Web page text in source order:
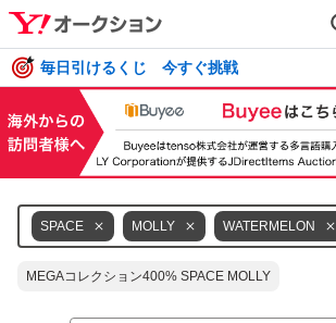
毎日引けるくじ 今すぐ挑戦
SPACE MOLLY WATERMELON
MEGAコレクション400% SPACE MOLLY